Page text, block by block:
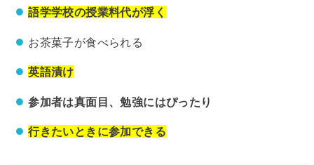
語学学校の授業料代が浮く
お茶菓子が食べられる
英語漬け
参加者は真面目、勉強にはぴったり
行きたいときに参加できる